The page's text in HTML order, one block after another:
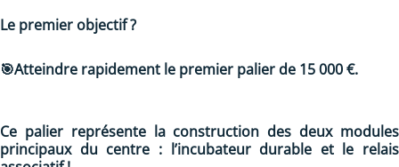
Le premier objectif ?
🎯Atteindre rapidement le premier palier de 15 000 €.
Ce palier représente la construction des deux modules
principaux du centre : l’incubateur durable et le relais